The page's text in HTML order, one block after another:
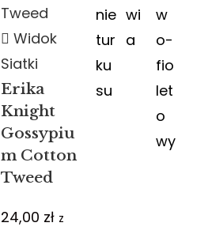
Widok
Siatki
Erika
Knight
Gossypiu
m Cotton
Tweed
24,00 zł z